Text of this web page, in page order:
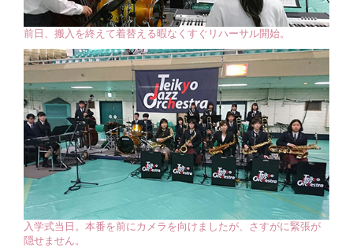
前日、搬入を終えて着替える暇なくすぐリハーサル開始。
入学式当日。本番を前にカメラを向けましたが、さすがに緊張が
隠せません。